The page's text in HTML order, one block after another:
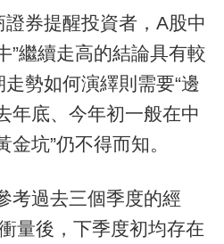
券提醒投資者，A股中
”繼續走高的結論具有較
勢如何演繹則需要“邊
年底、今年初一般在中
坑”仍不得而知。
過去三個季度的經
量後，下季度初均存在